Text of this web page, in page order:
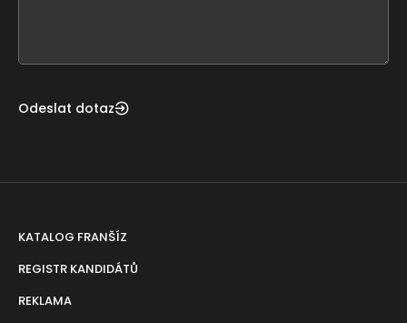
Odeslat dotaz
KATALOG FRANŠÍZ
REGISTR KANDIDÁTŮ
REKLAMA